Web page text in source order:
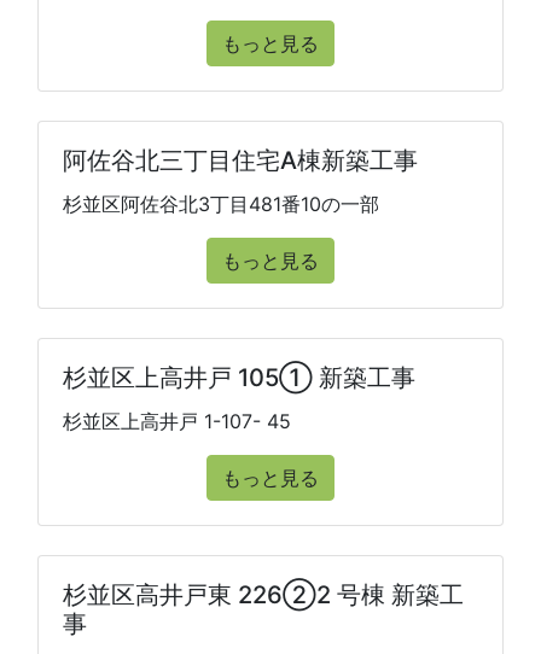
もっと見る
阿佐谷北三丁目住宅A棟新築工事
杉並区阿佐谷北3丁目481番10の一部
もっと見る
杉並区上高井戸 105① 新築工事
杉並区上高井戸 1-107- 45
もっと見る
杉並区高井戸東 226②2 号棟 新築工
事